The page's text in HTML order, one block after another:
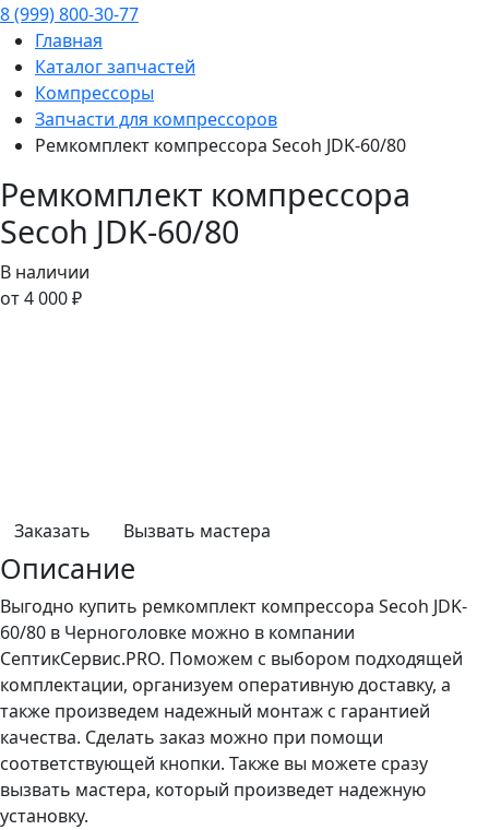
8 (999) 800-30-77
Главная
Каталог запчастей
Компрессоры
Запчасти для компрессоров
Ремкомплект компрессора Secoh JDK-60/80
Ремкомплект компрессора
Secoh JDK-60/80
В наличии
от 4 000 ₽
Заказать Вызвать мастера
Описание
Выгодно купить ремкомплект компрессора Secoh JDK-
60/80 в Черноголовке можно в компании
СептикСервис.PRO. Поможем с выбором подходящей
комплектации, организуем оперативную доставку, а
также произведем надежный монтаж с гарантией
качества. Сделать заказ можно при помощи
соответствующей кнопки. Также вы можете сразу
вызвать мастера, который произведет надежную
установку.